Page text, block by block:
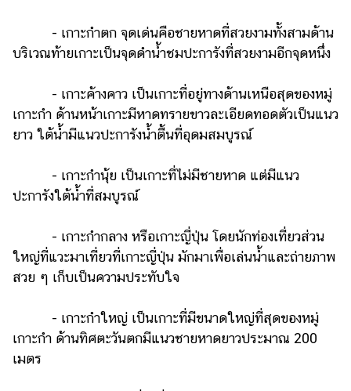
- เกาะกำตก จุดเด่นคือชายหาดที่สวยงามทั้งสามด้าน
บริเวณท้ายเกาะเป็นจุดดำน้ำชมปะการังที่สวยงามอีกจุดหนึ่ง
- เกาะค้างคาว เป็นเกาะที่อยู่ทางด้านเหนือสุดของหมู่
เกาะกำ ด้านหน้าเกาะมีหาดทรายขาวละเอียดทอดตัวเป็นแนว
ยาว ใต้น้ำมีแนวปะการังน้ำตื้นที่อุดมสมบูรณ์
- เกาะกำนุ้ย เป็นเกาะที่ไม่มีชายหาด แต่มีแนว
ปะการังใต้น้ำที่สมบูรณ์
- เกาะกำกลาง หรือเกาะญี่ปุ่น โดยนักท่องเที่ยวส่วน
ใหญ่ที่แวะมาเที่ยวที่เกาะญี่ปุ่น มักมาเพื่อเล่นน้ำและถ่ายภาพ
สวย ๆ เก็บเป็นความประทับใจ
- เกาะกำใหญ่ เป็นเกาะที่มีขนาดใหญ่ที่สุดของหมู่
เกาะกำ ด้านทิศตะวันตกมีแนวชายหาดยาวประมาณ 200
เมตร